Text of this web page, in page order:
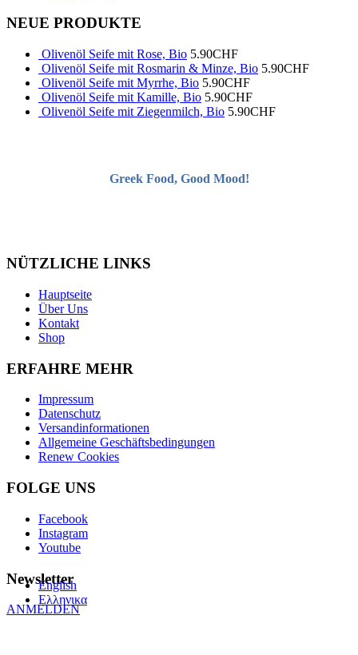
NEUE PRODUKTE
Olivenöl Seife mit Rose, Bio 5.90CHF
Olivenöl Seife mit Rosmarin & Minze, Bio 5.90CHF
Olivenöl Seife mit Myrrhe, Bio 5.90CHF
Olivenöl Seife mit Kamille, Bio 5.90CHF
Olivenöl Seife mit Ziegenmilch, Bio 5.90CHF
Greek Food, Good Mood!
NÜTZLICHE LINKS
Hauptseite
Über Uns
Kontakt
Shop
ERFAHRE MEHR
Impressum
Datenschutz
Versandinformationen
Allgemeine Geschäftsbedingungen
Renew Cookies
FOLGE UNS
Facebook
Instagram
Youtube
Newsletter
ANMELDEN
English
Ελληνικα